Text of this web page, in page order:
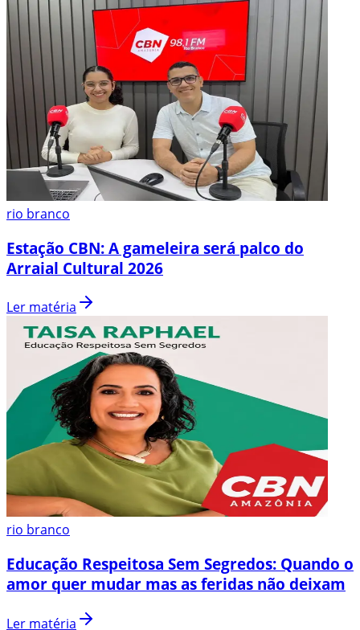
rio branco
Estação CBN: A gameleira será palco do
Arraial Cultural 2026
Ler matéria
rio branco
Educação Respeitosa Sem Segredos: Quando o
amor quer mudar mas as feridas não deixam
Ler matéria